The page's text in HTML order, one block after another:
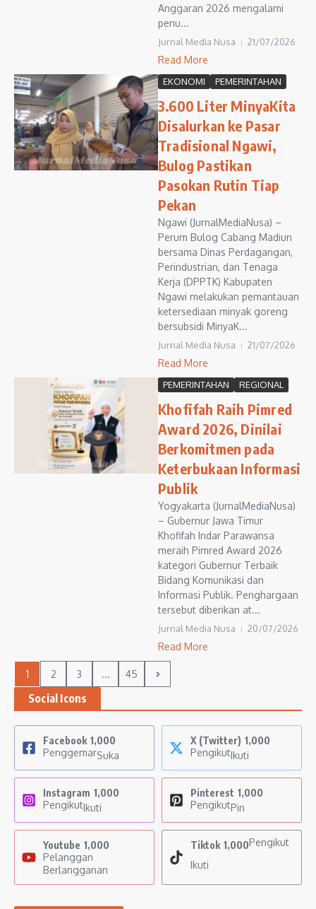
Anggaran 2026 mengalami
penu...
Jurnal Media Nusa 21/07/2026
Read More
EKONOMI PEMERINTAHAN
3.600 Liter MinyaKita
Disalurkan ke Pasar
Tradisional Ngawi,
Bulog Pastikan
Pasokan Rutin Tiap
Pekan
Ngawi (JurnalMediaNusa) –
Perum Bulog Cabang Madiun
bersama Dinas Perdagangan,
Perindustrian, dan Tenaga
Kerja (DPPTK) Kabupaten
Ngawi melakukan pemantauan
ketersediaan minyak goreng
bersubsidi MinyaK...
Jurnal Media Nusa 21/07/2026
Read More
PEMERINTAHAN REGIONAL
Khofifah Raih Pimred
Award 2026, Dinilai
Berkomitmen pada
Keterbukaan Informasi
Publik
Yogyakarta (JurnalMediaNusa)
– Gubernur Jawa Timur
Khofifah Indar Parawansa
meraih Pimred Award 2026
kategori Gubernur Terbaik
Bidang Komunikasi dan
Informasi Publik. Penghargaan
tersebut diberikan at...
Jurnal Media Nusa 20/07/2026
Read More
1 2 3 ... 45
Social Icons
Facebook 1,000
PenggemarSuka
X (Twitter) 1,000
PengikutIkuti
Instagram 1,000
PengikutIkuti
Pinterest 1,000
PengikutPin
Youtube 1,000
Pelanggan
Berlangganan
Tiktok 1,000Pengikut
Ikuti